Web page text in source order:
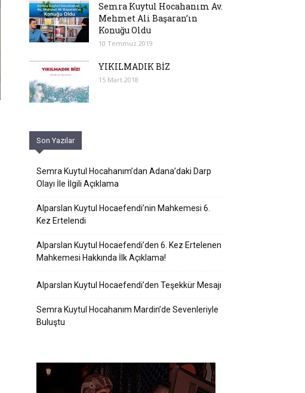
Semra Kuytul Hocahanım Av.
Mehmet Ali Başaran’ın
Konuğu Oldu
10 Temmuz 2019
YIKILMADIK BİZ
15 Mart 2018
Son Yazılar
Semra Kuytul Hocahanım’dan Adana’daki Darp
Olayı İle İlgili Açıklama
Alparslan Kuytul Hocaefendi’nin Mahkemesi 6.
Kez Ertelendi
Alparslan Kuytul Hocaefendi’den 6. Kez Ertelenen
Mahkemesi Hakkında İlk Açıklama!
Alparslan Kuytul Hocaefendi’den Teşekkür Mesajı
Semra Kuytul Hocahanım Mardin’de Sevenleriyle
Buluştu